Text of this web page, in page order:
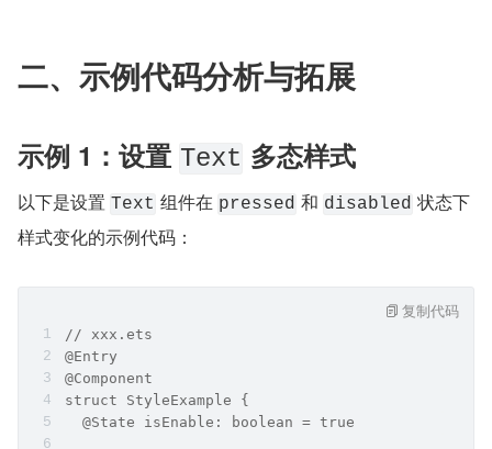
二、示例代码分析与拓展
示例 1：设置 ​ ​Text​ ​ 多态样式
以下是设置 ​ ​Text​ ​​ 组件在 ​ ​pressed​ ​​ 和 ​ ​disabled​ ​ 状态下
样式变化的示例代码：
// xxx.ets
@Entry
@Component
struct StyleExample {
  @State isEnable: boolean = true
复制代码